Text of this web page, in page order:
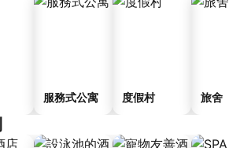
服務式公寓 度假村 旅舍